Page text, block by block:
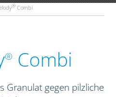
® Combi
® Combi
Granulat gegen pilzliche